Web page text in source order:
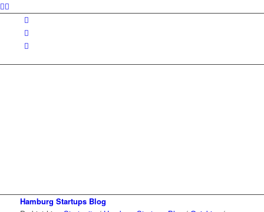
Hamburg Startups Blog